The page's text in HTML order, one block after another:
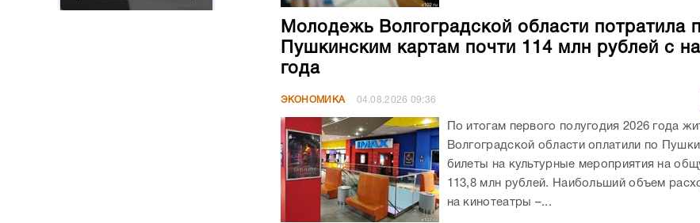
Молодежь Волгоградской области потратила
Пушкинским картам почти 114 млн рублей с
года
ЭКОНОМИКА 04.08.2026 09:36
По итогам первого полугодия 2026 года
Волгоградской области оплатили по
билеты на культурные мероприятия на
113,8 млн рублей. Наибольший объем
на кинотеатры –...